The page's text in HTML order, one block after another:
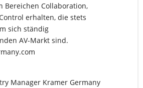
Bereichen Collaboration,
erhalten, die stets
sich ständig
AV-Markt sind.
Manager Kramer Germany